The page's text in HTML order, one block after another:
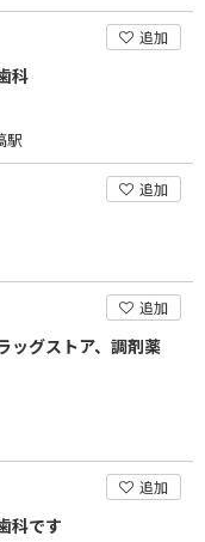
追加
科
駅
追加
追加
ッグストア、調剤薬
追加
科です